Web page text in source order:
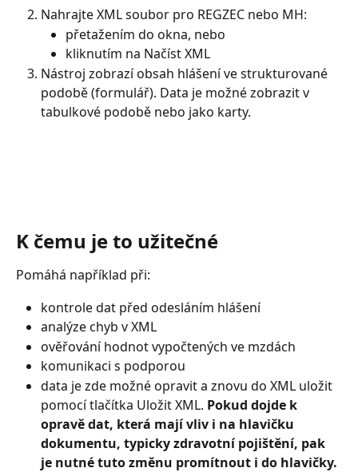
Nahrajte XML soubor pro REGZEC nebo MH:
přetažením do okna, nebo
kliknutím na Načíst XML
Nástroj zobrazí obsah hlášení ve strukturované
podobě (formulář). Data je možné zobrazit v
tabulkové podobě nebo jako karty.
K čemu je to užitečné
Pomáhá například při:
kontrole dat před odesláním hlášení
analýze chyb v XML
ověřování hodnot vypočtených ve mzdách
komunikaci s podporou
data je zde možné opravit a znovu do XML uložit
pomocí tlačítka Uložit XML. Pokud dojde k
opravě dat, která mají vliv i na hlavičku
dokumentu, typicky zdravotní pojištění, pak
je nutné tuto změnu promítnout i do hlavičky.